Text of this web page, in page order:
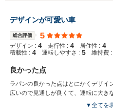
デザインが可愛い車
総合評価 5
デザイン : 4 走行性 : 4 居住性 : 4
積載性 : 4 運転しやすさ : 5 維持費 :
良かった点
ラパンの良かった点はとにかくデザイ
広いので見通しが良くて、運転に大き
きます。小回りも利くので細い道や交
▼全てを